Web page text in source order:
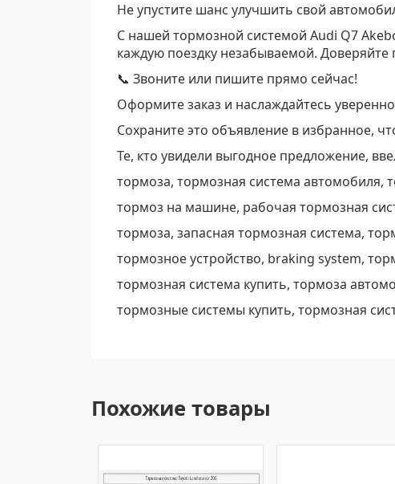
Не упустите шанс улучшить свой
С нашей тормозной системой Audi Q7
каждую поездку незабываемой.
📞 Звоните или пишите прямо сейчас!
Оформите заказ и наслаждайтесь
Сохраните это объявление в избранное,
Те, кто увидели выгодное предложение,
тормоза, тормозная система
тормоз на машине, рабочая тормозная
тормоза, запасная тормозная система,
тормозное устройство, braking system,
тормозная система купить, тормоза
тормозные системы купить, тормозная
Похожие товары